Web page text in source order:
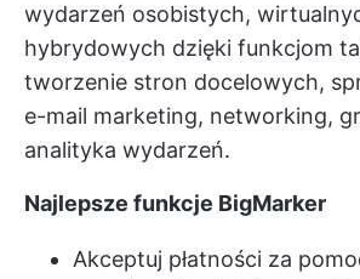
wydarzeń osobistych,
hybrydowych dzięki funkcjom
tworzenie stron docelowych,
e-mail marketing, networking,
analityka wydarzeń.
Najlepsze funkcje BigMarker
Akceptuj płatności za